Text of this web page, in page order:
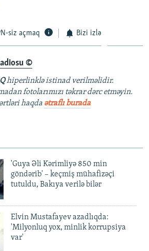
siz açmaq Bizi izlə
©
hiperlinklə istinad verilməlidir.
fotolarımızı təkrar dərc etməyin.
haqda ətraflı burada
'Guya Əli Kərimliyə 850 min
göndərib' – keçmiş mühafizəçi
tutuldu, Bakıya verilə bilər
Elvin Mustafayev azadlıqda:
'Milyonluq yox, minlik korrupsiya
var'